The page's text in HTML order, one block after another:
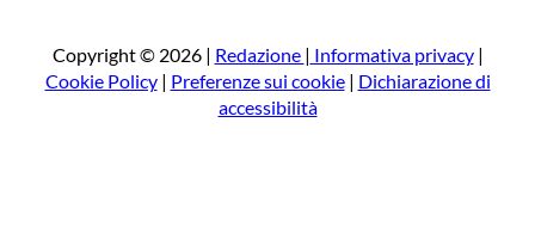
a
Copyright © 2026 | Redazione | Informativa privacy|
Cookie Policy| Preferenze sui cookie| Dichiarazione di
accessibilità